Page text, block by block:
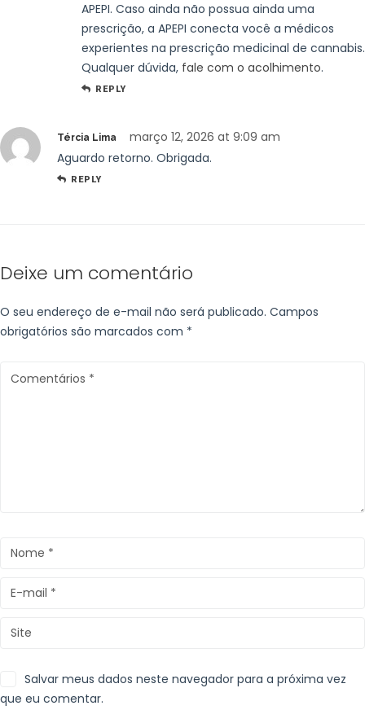
APEPI. Caso ainda não possua ainda uma
prescrição, a APEPI conecta você a médicos
experientes na prescrição medicinal de cannabis.
Qualquer dúvida, fale com o acolhimento.
REPLY
Tércia Lima
março 12, 2026 at 9:09 am
Aguardo retorno. Obrigada.
REPLY
Deixe um comentário
O seu endereço de e-mail não será publicado. Campos
obrigatórios são marcados com *
Salvar meus dados neste navegador para a próxima vez
que eu comentar.